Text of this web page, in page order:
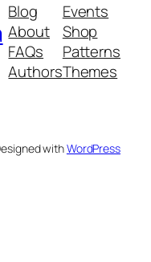
Blog
About
FAQs
Authors
Events
Shop
Patterns
Themes
withWordPress